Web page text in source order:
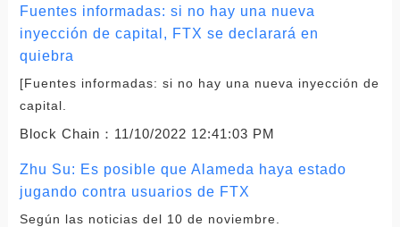
Fuentes informadas: si no hay una nueva
inyección de capital, FTX se declarará en
quiebra
[Fuentes informadas: si no hay una nueva inyección de
capital.
Block Chain： 11/10/2022 12:41:03 PM
Zhu Su: Es posible que Alameda haya estado
jugando contra usuarios de FTX
Según las noticias del 10 de noviembre.